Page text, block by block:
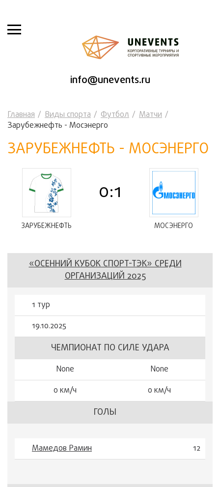
info@unevents.ru
Главная Виды спорта Футбол
Матчи
Зарубежнефть - Мосэнерго
ЗАРУБЕЖНЕФТЬ - МОСЭНЕРГО
ЗАРУБЕЖНЕФТЬ
0:1
МОСЭНЕРГО
«ОСЕННИЙ КУБОК СПОРТ-ТЭК» СРЕДИ
ОРГАНИЗАЦИЙ 2025
1 тур
19.10.2025
ЧЕМПИОНАТ ПО СИЛЕ УДАРА
None
None
0 км/ч
0 км/ч
ГОЛЫ
Мамедов Рамин 12